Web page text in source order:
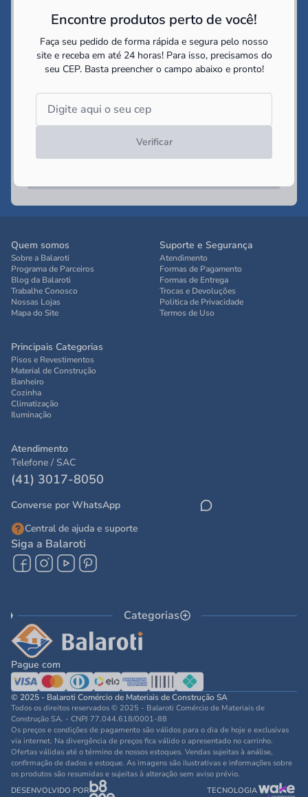
Encontre produtos perto de você!
Faça seu pedido de forma rápida e segura pelo nosso
site e receba em até 24 horas! Para isso, precisamos do
seu CEP. Basta preencher o campo abaixo e pronto!
Verificar
Digite seu WhatsApp (Opcional)
Construir Reformar Decorar
Li e concordo com aspoliticas de cookies e políticas de
impostas pelo site
Quem somos
Sobre a Balaroti
Programa de Parceiros
Blog da Balaroti
Trabalhe Conosco
Nossas Lojas
Mapa do Site
Suporte e Segurança
Atendimento
Formas de Pagamento
Formas de Entrega
Trocas e Devoluções
Politica de Privacidade
Termos de Uso
Principais Categorias
Pisos e Revestimentos
Material de Construção
Banheiro
Cozinha
Climatização
Iluminação
Atendimento
Telefone / SAC
(41) 3017-8050
Converse por WhatsApp
Central de ajuda e suporte
Siga a Balaroti
Categorias
Pague com
© 2025 - Balaroti Comércio de Materiais de Construção SA
Todos os direitos reservados © 2025 - Balaroti Comércio de Materiais de
Construção SA. - CNPJ 77.044.618/0001-88
Os preços e condições de pagamento são válidos para o dia de hoje e exclusivas
via internet. Na divergência de preços fica válido o apresentado no carrinho.
Ofertas válidas até o término de nossos estoques. Vendas sujeitas à análise,
confirmação de dados e estoque. As imagens são ilustrativas e informações sobre
os produtos são resumidas e sujeitas à alteração sem aviso prévio.
DESENVOLVIDO POR
TECNOLOGIA